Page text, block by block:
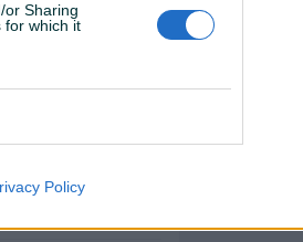
or Sharing
for which it
Policy